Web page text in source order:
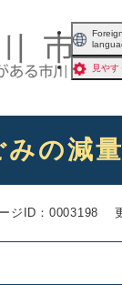
Foreign
見やす
みの減
ジID：0003198